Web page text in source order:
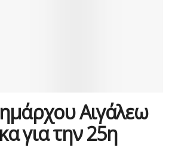
Αιγάλεω
για την 25η